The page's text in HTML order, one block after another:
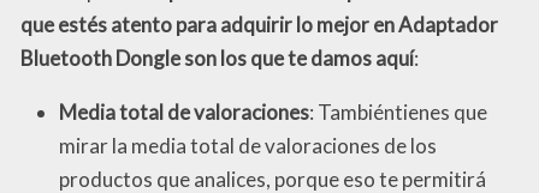
que estés atento para adquirir lo mejor en Adaptador
Bluetooth Dongle son los que te damos aquí:
Media total de valoraciones: Tambiéntienes que
mirar la media total de valoraciones de los
productos que analices, porque eso te permitirá